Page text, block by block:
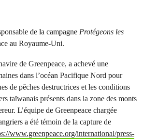
de la campagne Protégeons les
au Royaume-Uni.
de Greenpeace, a achevé une
dans l’océan Pacifique Nord pour
de pêches destructrices et les conditions
taïwanais présents dans la zone des monts
L’équipe de Greenpeace chargée
a été témoin de la capture de
www.greenpeace.org/international/press-